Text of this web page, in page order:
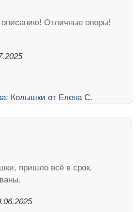
описанию! Отличные опоры!
пришло всё в срок,